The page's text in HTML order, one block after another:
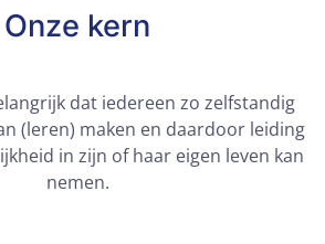
Onze kern
dat iedereen zo zelfstandig
(leren) maken en daardoor leiding
in zijn of haar eigen leven kan
nemen.